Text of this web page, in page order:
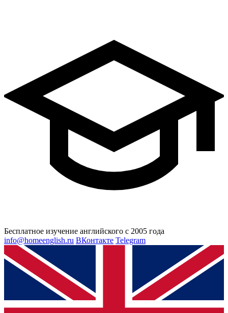
Бесплатное изучение английского с 2005 года
info@homeenglish.ru ВКонтакте Telegram